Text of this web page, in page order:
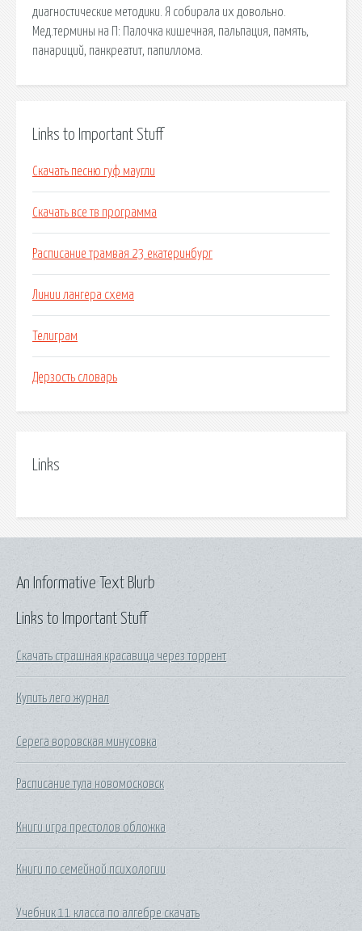
диагностические методики. Я собирала их довольно.
Мед.термины на П: Палочка кишечная, пальпация, память,
панариций, панкреатит, папиллома.
Links to Important Stuff
Скачать песню гуф маугли
Скачать все тв программа
Расписание трамвая 23 екатеринбург
Линии лангера схема
Телиграм
Дерзость словарь
Links
Links to Important Stuff
Скачать страшная красавица через торрент
Купить лего журнал
Серега воровская минусовка
Расписание тула новомосковск
Книги игра престолов обложка
Книги по семейной психологии
Учебник 11 класса по алгебре скачать
An Informative Text Blurb